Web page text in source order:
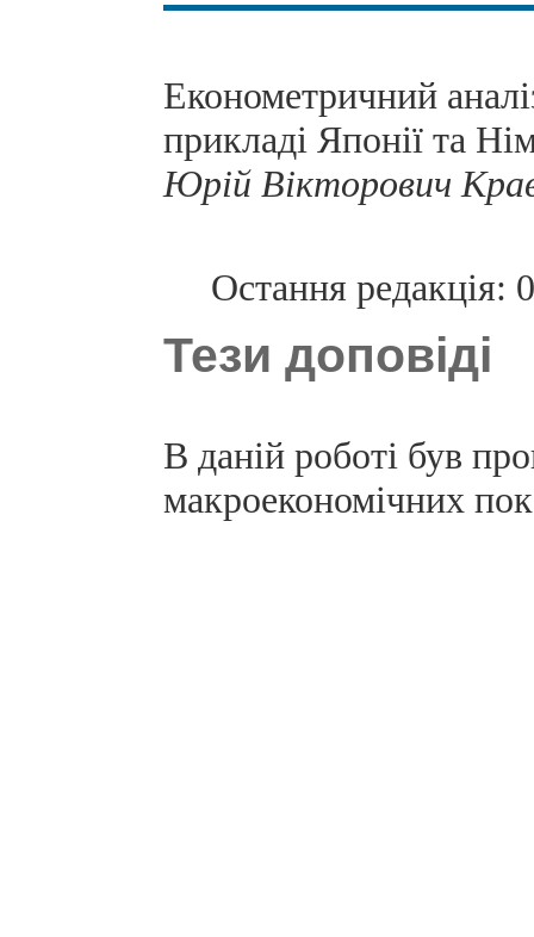
Економетричний
прикладі Японії та
Юрій Вікторович
Остання редакція:
Тези доповіді
В даній роботі був
макроекономічних